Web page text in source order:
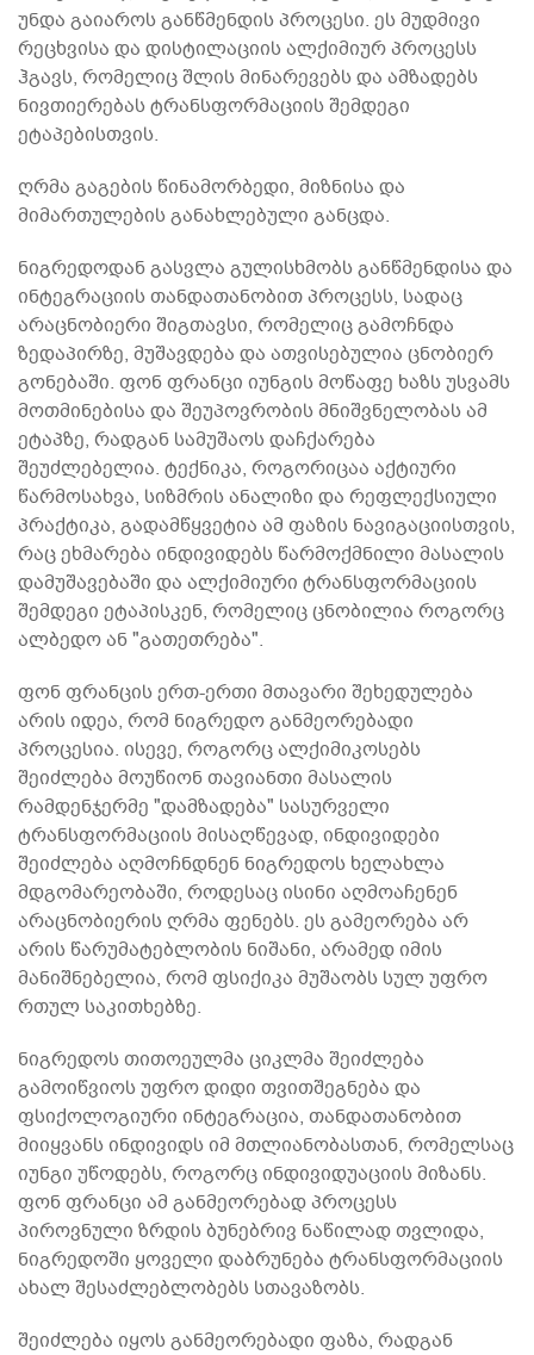
უნდა გაიაროს განწმენდის პროცესი. ეს მუდმივი
რეცხვისა და დისტილაციის ალქიმიურ პროცესს
ჰგავს, რომელიც შლის მინარევებს და ამზადებს
ნივთიერებას ტრანსფორმაციის შემდეგი
ეტაპებისთვის.
ღრმა გაგების წინამორბედი, მიზნისა და
მიმართულების განახლებული განცდა.
ნიგრედოდან გასვლა გულისხმობს განწმენდისა და
ინტეგრაციის თანდათანობით პროცესს, სადაც
არაცნობიერი შიგთავსი, რომელიც გამოჩნდა
ზედაპირზე, მუშავდება და ათვისებულია ცნობიერ
გონებაში. ფონ ფრანცი იუნგის მოწაფე ხაზს უსვამს
მოთმინებისა და შეუპოვრობის მნიშვნელობას ამ
ეტაპზე, რადგან სამუშაოს დაჩქარება
შეუძლებელია. ტექნიკა, როგორიცაა აქტიური
წარმოსახვა, სიზმრის ანალიზი და რეფლექსიული
პრაქტიკა, გადამწყვეტია ამ ფაზის ნავიგაციისთვის,
რაც ეხმარება ინდივიდებს წარმოქმნილი მასალის
დამუშავებაში და ალქიმიური ტრანსფორმაციის
შემდეგი ეტაპისკენ, რომელიც ცნობილია როგორც
ალბედო ან "გათეთრება".
ფონ ფრანცის ერთ-ერთი მთავარი შეხედულება
არის იდეა, რომ ნიგრედო განმეორებადი
პროცესია. ისევე, როგორც ალქიმიკოსებს
შეიძლება მოუწიონ თავიანთი მასალის
რამდენჯერმე "დამზადება" სასურველი
ტრანსფორმაციის მისაღწევად, ინდივიდები
შეიძლება აღმოჩნდნენ ნიგრედოს ხელახლა
მდგომარეობაში, როდესაც ისინი აღმოაჩენენ
არაცნობიერის ღრმა ფენებს. ეს გამეორება არ
არის წარუმატებლობის ნიშანი, არამედ იმის
მანიშნებელია, რომ ფსიქიკა მუშაობს სულ უფრო
რთულ საკითხებზე.
ნიგრედოს თითოეულმა ციკლმა შეიძლება
გამოიწვიოს უფრო დიდი თვითშეგნება და
ფსიქოლოგიური ინტეგრაცია, თანდათანობით
მიიყვანს ინდივიდს იმ მთლიანობასთან, რომელსაც
იუნგი უწოდებს, როგორც ინდივიდუაციის მიზანს.
ფონ ფრანცი ამ განმეორებად პროცესს
პიროვნული ზრდის ბუნებრივ ნაწილად თვლიდა,
ნიგრედოში ყოველი დაბრუნება ტრანსფორმაციის
ახალ შესაძლებლობებს სთავაზობს.
შეიძლება იყოს განმეორებადი ფაზა, რადგან